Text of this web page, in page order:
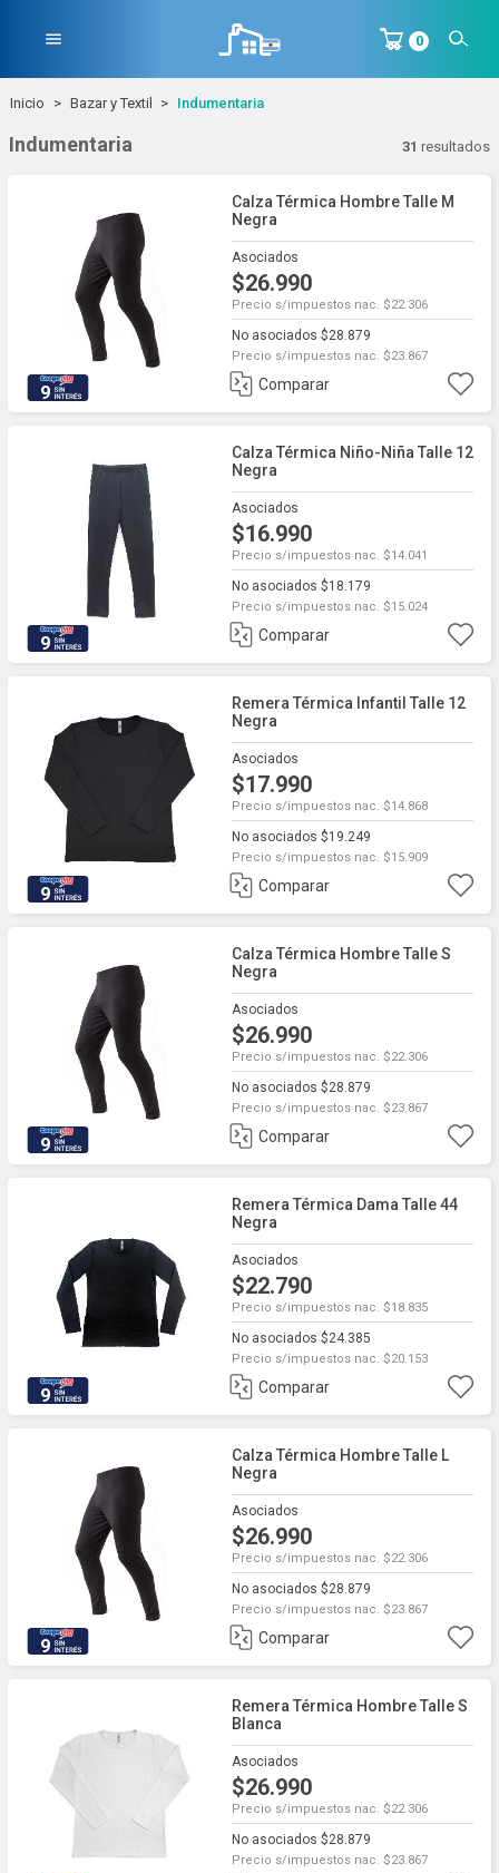
menu 0
Inicio Bazar y Textil Indumentaria
Indumentaria 31 resultados
9
Calza Térmica Hombre Talle M
Negra
Asociados
$26.990
Precio s/impuestos nac. $22.306
No asociados $28.879
Precio s/impuestos nac. $23.867
Comparar
9
Calza Térmica Niño-Niña Talle 12
Negra
Asociados
$16.990
Precio s/impuestos nac. $14.041
No asociados $18.179
Precio s/impuestos nac. $15.024
Comparar
9
Remera Térmica Infantil Talle 12
Negra
Asociados
$17.990
Precio s/impuestos nac. $14.868
No asociados $19.249
Precio s/impuestos nac. $15.909
Comparar
9
Calza Térmica Hombre Talle S
Negra
Asociados
$26.990
Precio s/impuestos nac. $22.306
No asociados $28.879
Precio s/impuestos nac. $23.867
Comparar
9
Remera Térmica Dama Talle 44
Negra
Asociados
$22.790
Precio s/impuestos nac. $18.835
No asociados $24.385
Precio s/impuestos nac. $20.153
Comparar
9
Calza Térmica Hombre Talle L
Negra
Asociados
$26.990
Precio s/impuestos nac. $22.306
No asociados $28.879
Precio s/impuestos nac. $23.867
Comparar
Remera Térmica Hombre Talle S
Blanca
Asociados
$26.990
Precio s/impuestos nac. $22.306
No asociados $28.879
Precio s/impuestos nac. $23.867